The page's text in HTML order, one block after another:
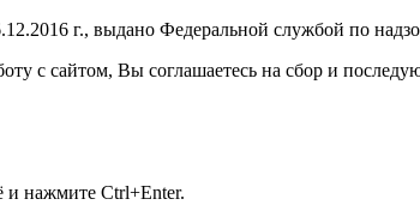
г., выдано Федеральной службой по
с сайтом, Вы соглашаетесь на сбор и
и нажмите Ctrl+Enter.